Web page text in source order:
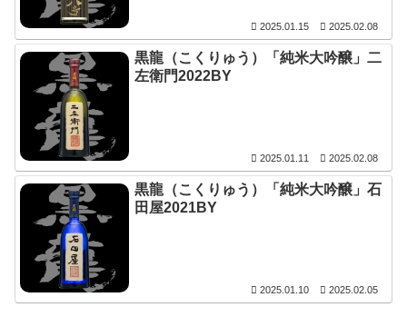
2025.01.15 2025.02.08
黒龍（こくりゅう）「純米大吟醸」二
左衛門2022BY
2025.01.11 2025.02.08
黒龍（こくりゅう）「純米大吟醸」石
田屋2021BY
2025.01.10 2025.02.05